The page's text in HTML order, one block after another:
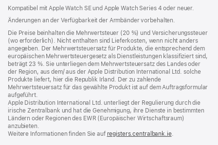
Kompatibel mit Apple Watch SE und Apple Watch Series 4 oder neuer.
Änderungen an der Verfügbarkeit der Armbänder vorbehalten.
Die Preise beinhalten die Mehrwertsteuer (20 %) und Versicherungssteuer
(wo erforderlich). Nicht enthalten sind Lieferkosten, wenn nicht anders
angegeben. Der Mehrwertsteuersatz für Produkte, die entsprechend dem
europäischen Mehrwertsteuergesetz als Dienstleistungen klassifiziert sind,
beträgt 23 %. Sie unterliegen dem Mehrwertsteuersatz des Landes oder
der Region, aus dem/ aus der Apple Distribution International Ltd. solche
Produkte liefert, hier die Republik Irland. Der zu zahlende
Mehrwertsteuersatz für das gewählte Produkt ist auf dem Auftragsformular
aufgeführt.
Apple Distribution International Ltd. unterliegt der Regulierung durch die
irische Zentralbank und hat die Genehmigung, ihre Dienste in bestimmten
Ländern oder Regionen des EWR (Europäischer Wirtschaftsraum)
anzubieten.
Weitere Informationen finden Sie auf registers.centralbank.ie(Öffnet
.